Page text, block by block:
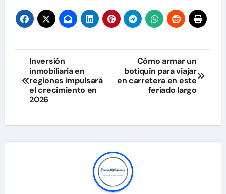
Navegación
de
entradas
Inversión
inmobiliaria en
regiones impulsará
el crecimiento en
2026
Cómo armar un
botiquín para viajar
en carretera en este
feriado largo